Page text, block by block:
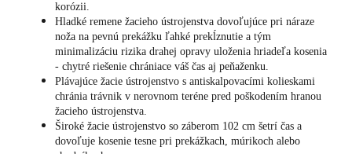
korózii.
Hladké remene žacieho ústrojenstva dovoľujúce pri náraze
noža na pevnú prekážku ľahké prekĺznutie a tým
minimalizáciu rizika drahej opravy uloženia hriadeľa kosenia
- chytré riešenie chrániace váš čas aj peňaženku.
Plávajúce žacie ústrojenstvo s antiskalpovacími kolieskami
chránia trávnik v nerovnom teréne pred poškodením hranou
žacieho ústrojenstva.
Široké žacie ústrojenstvo so záberom 102 cm šetrí čas a
dovoľuje kosenie tesne pri prekážkach, múrikoch alebo